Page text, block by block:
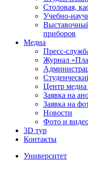
Столовая,
Учебно-
приборов
Медиа
Пресс-
Журнал
Центр
Заявка на
Заявка на
Новости
Фото и
3D тур
Контакты
Университет